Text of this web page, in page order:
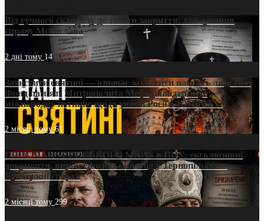
Від гучного скандалу до тихого закриття: хто зупинив
справу Мстислава
2 дні тому 14
Захистити святині — означає захистити пам’ять людства:
Фонд пам’яті Митрополита Мефодія підтримує
міжнародну петицію щодо участі Росії в ЮНЕСКО
2 місяці тому61
ПРИСМАК «РУССЬКОГО МІРА» в ПЦУ: ексклюзивні
документи, вирок і російський слід у Тернопільсько-
Бучацькій єпархії
2 місяці тому 299